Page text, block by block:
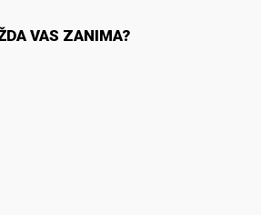
VAS ZANIMA?